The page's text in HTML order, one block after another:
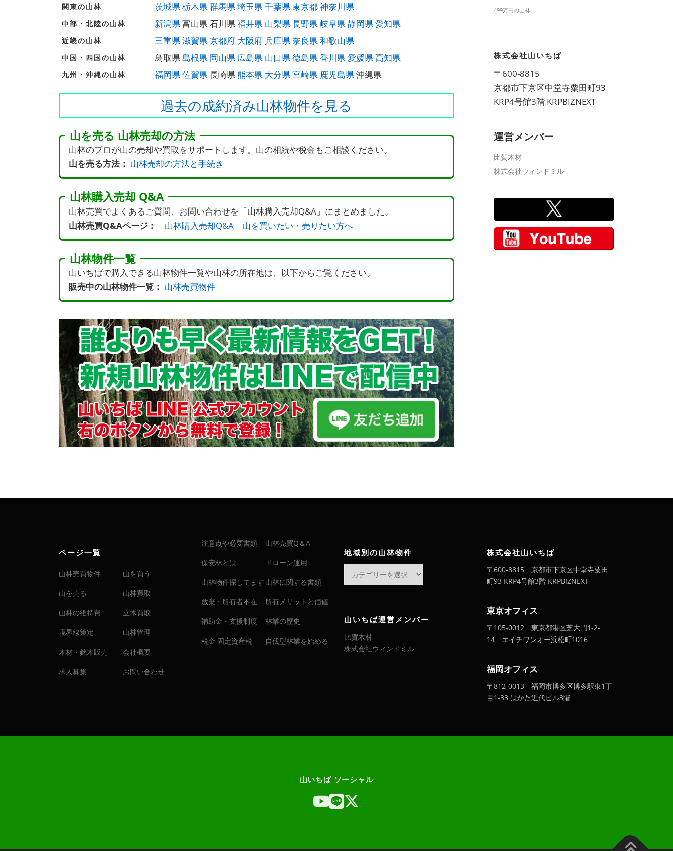
関東の山林 茨城県栃木県群馬県埼玉県千葉県東京都神奈川県
中部・北陸の山林 新潟県富山県 石川県福井県 山梨県長野県岐阜県静岡県愛知県
近畿の山林 三重県滋賀県京都府 大阪府兵庫県奈良県和歌山県
中国・四国の山林 鳥取県島根県 岡山県 広島県 山口県徳島県香川県愛媛県高知県
九州・沖縄の山林 福岡県佐賀県長崎県熊本県 大分県宮崎県 鹿児島県沖縄県
過去の成約済み山林物件を見る
山を売る 山林売却の方法
山林のプロが山の売却や買取をサポートします。山の相続や税金もご相談ください。
山を売る方法： 山林売却の方法と手続き
山林購入売却 Q&A
山林売買でよくあるご質問、お問い合わせを「山林購入売却Q&A」にまとめました。
山林売買Q&Aページ：
山林購入売却Q&A 山を買いたい・売りたい方へ
山林物件一覧
山いちばで購入できる山林物件一覧や山林の所在地は、以下からご覧ください。
販売中の山林物件一覧： 山林売買物件
499万円の山林
株式会社山いちば
〒600-8815
京都市下京区中堂寺粟田町93
KRP4号館3階 KRPBIZNEXT
運営メンバー
比賀木材
株式会社ウィンドミル
ページ一覧
山林売買物件 山を買う
山を売る 山林買取
山林の維持費 立木買取
境界線策定 山林管理
木材・銘木販売 会社概要
求人募集 お問い合わせ
注意点や必要書類 山林売買Q＆A
保安林とは ドローン運用
山林物件探してます 山林に関する書類
放棄・所有者不在 所有メリットと価値
補助金・支援制度 林業の歴史
税金 固定資産税 自伐型林業を始める
地域別の山林物件
山
林
物
件
山いちば運営メンバー
比賀木材
株式会社ウィンドミル
株式会社山いちば
〒600-8815 京都市下京区中堂寺粟田
町93 KRP4号館3階 KRPBIZNEXT
東京オフィス
〒105-0012 東京都港区芝大門1-2-
14 エイチワンオー浜松町1016
福岡オフィス
〒812-0013 福岡市博多区博多駅東1丁
目1-33 はかた近代ビル3階
山いちば ソーシャル